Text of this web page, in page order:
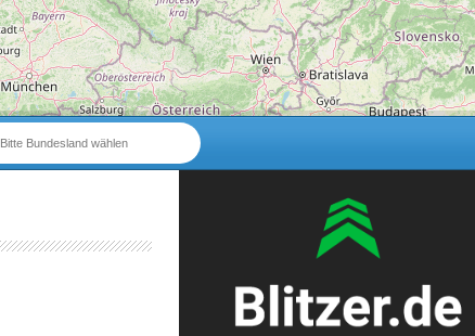
Bitte Bundesland wählen